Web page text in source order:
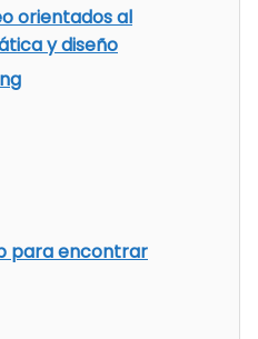
orientados al
y diseño
para encontrar